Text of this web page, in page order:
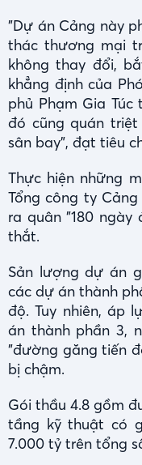
"Dự án Cảng này
thác thương mại
không thay đổi,
khẳng định của
phủ Phạm Gia
đó cũng quán
sân bay", đạt tiêu
Thực hiện những
Tổng công ty
ra quân "180
thắt.
Sản lượng dự án
các dự án thành
độ. Tuy nhiên, áp
án thành phần 3,
"đường găng tiến
bị chậm.
Gói thầu 4.8 gồm
tầng kỹ thuật có
7.000 tỷ trên tổng